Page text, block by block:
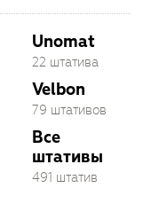
Unomat
22 штатива
Velbon
79 штативов
Все
штативы
491 штатив